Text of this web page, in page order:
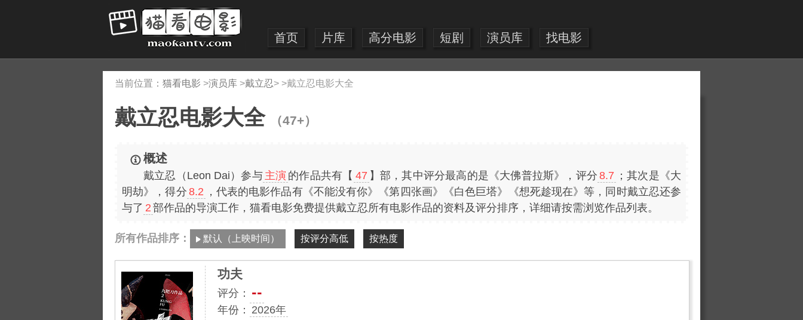
首页 片库 高分电影 短剧 演员库 找电影
当前位置： 猫看电影 >演员库 >戴立忍> >戴立忍电影大全
戴立忍电影大全 （47+）
概述
戴立忍（Leon Dai）参与 主演 的作品共有【 47 】部，其中评分最高的是《大佛普拉斯》，评分 8.7 ；其次是《大
明劫》，得分 8.2 ，代表的电影作品有《不能没有你》《第四张画》《白色巨塔》《想死趁现在》等，同时戴立忍还参
与了 2 部作品的导演工作，猫看电影免费提供戴立忍所有电影作品的资料及评分排序，详细请按需浏览作品列表。
所有作品排序： 默认（上映时间） 按评分高低 按热度
功夫
评分： --
年份： 2026年